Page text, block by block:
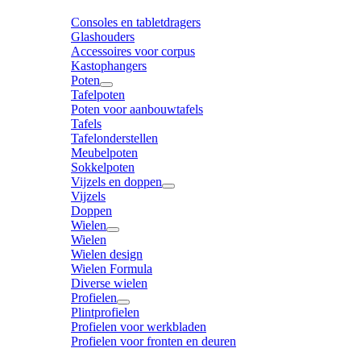
Consoles en tabletdragers
Glashouders
Accessoires voor corpus
Kastophangers
Poten
Tafelpoten
Poten voor aanbouwtafels
Tafels
Tafelonderstellen
Meubelpoten
Sokkelpoten
Vijzels en doppen
Vijzels
Doppen
Wielen
Wielen
Wielen design
Wielen Formula
Diverse wielen
Profielen
Plintprofielen
Profielen voor werkbladen
Profielen voor fronten en deuren